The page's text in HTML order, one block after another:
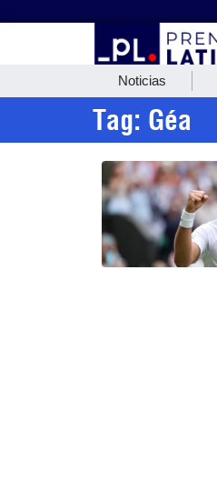
Noticias
Tag: Géa